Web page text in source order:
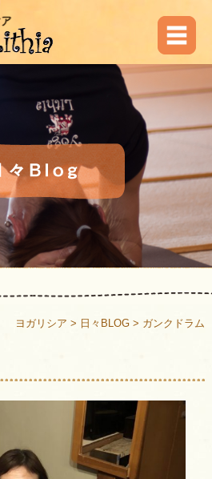
ヨガリシア > 日々BLOG > ガンクドラム